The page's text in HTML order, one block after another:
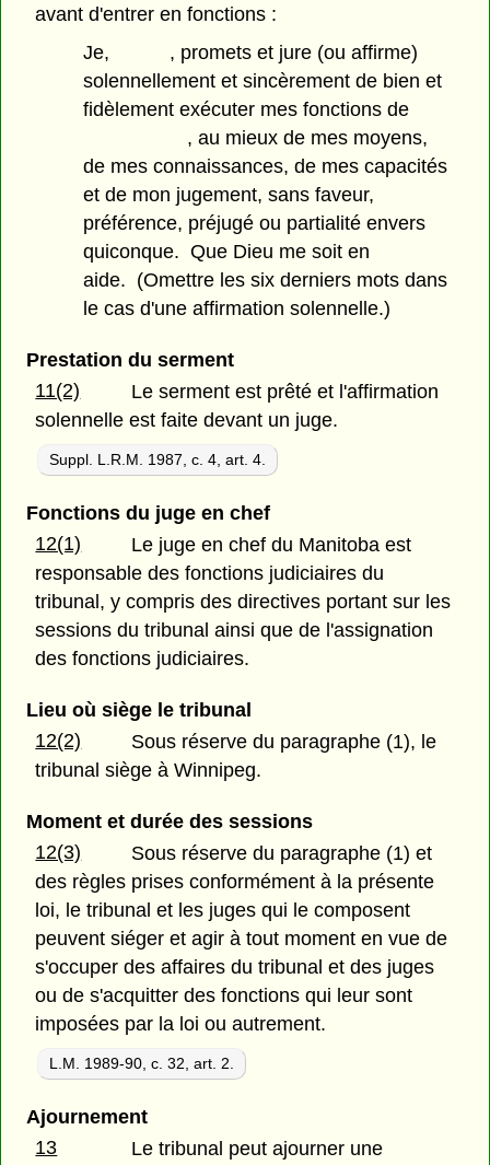
avant d'entrer en fonctions :
Je, , promets et jure (ou affirme)
solennellement et sincèrement de bien et
fidèlement exécuter mes fonctions de
, au mieux de mes moyens,
de mes connaissances, de mes capacités
et de mon jugement, sans faveur,
préférence, préjugé ou partialité envers
quiconque. Que Dieu me soit en
aide. (Omettre les six derniers mots dans
le cas d'une affirmation solennelle.)
Prestation du serment
11(2)
Le serment est prêté et l'affirmation
solennelle est faite devant un juge.
Suppl. L.R.M. 1987, c. 4, art. 4.
Fonctions du juge en chef
12(1)
Le juge en chef du Manitoba est
responsable des fonctions judiciaires du
tribunal, y compris des directives portant sur les
sessions du tribunal ainsi que de l'assignation
des fonctions judiciaires.
Lieu où siège le tribunal
12(2)
Sous réserve du paragraphe (1), le
tribunal siège à Winnipeg.
Moment et durée des sessions
12(3)
Sous réserve du paragraphe (1) et
des règles prises conformément à la présente
loi, le tribunal et les juges qui le composent
peuvent siéger et agir à tout moment en vue de
s'occuper des affaires du tribunal et des juges
ou de s'acquitter des fonctions qui leur sont
imposées par la loi ou autrement.
L.M. 1989-90, c. 32, art. 2.
Ajournement
13
Le tribunal peut ajourner une